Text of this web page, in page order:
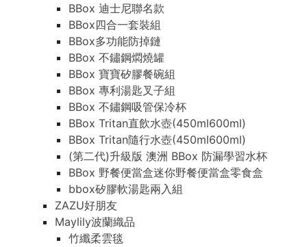
BBox 迪士尼聯名款
BBox四合一套裝組
BBox多功能防掉鏈
BBox 不鏽鋼燜燒罐
BBox 寶寶矽膠餐碗組
BBox 專利湯匙叉子組
BBox 不鏽鋼吸管保冷杯
BBox Tritan直飲水壺(450ml600ml)
BBox Tritan隨行水壺(450ml600ml)
(第二代)升級版 澳洲 BBox 防漏學習水杯
BBox 野餐便當盒迷你野餐便當盒零食盒
bbox矽膠軟湯匙兩入組
ZAZU好朋友
Maylily波蘭織品
竹纖柔雲毯